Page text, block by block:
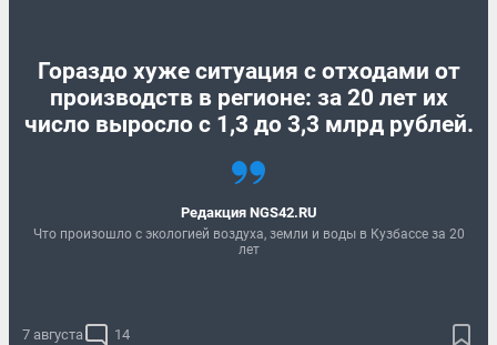
Гораздо хуже ситуация с отходами от
производств в регионе: за 20 лет их
число выросло с 1,3 до 3,3 млрд рублей.
Редакция NGS42.RU
Что произошло с экологией воздуха, земли и воды в Кузбассе за 20
лет
7 августа 14